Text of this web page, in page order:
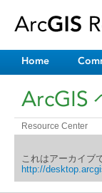
Home
ArcGIS
Resource Center
これはアーカイブ
http://